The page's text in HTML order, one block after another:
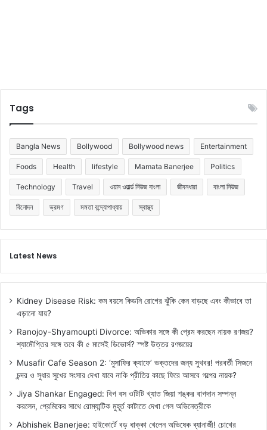
ন
Tags
Bangla News Bollywood Bollywood news Entertainment
Foods Health lifestyle Mamata Banerjee Politics
Technology Travel ওয়ান ওয়ার্ল্ড নিউজ বাংলা জীবনধারা বাংলা নিউজ
বিনোদন ভ্রমণ মমতা বন্দ্যোপাধ্যায় স্বাস্থ্য
Latest News
Kidney Disease Risk: কম বয়সে কিডনি রোগের ঝুঁকি কেন বাড়ছে এবং কীভাবে তা
এড়ানো যায়?
Ranojoy-Shyamoupti Divorce: অভিকার সঙ্গে কী প্রেম করছেন নায়ক রণজয়?
শ্যামৌপ্তির সঙ্গে তবে কী ৫ মাসেই ডিভোর্স? স্পষ্ট উত্তর রণজয়ের
Musafir Cafe Season 2: ‘মুসাফির ক্যাফে’ ভক্তদের জন্য সুখবর! পরবর্তী সিজনে
চন্দর ও সুধার সুখের সংসার দেখা যাবে নাকি প্রীতির কাছে ফিরে আসবে গল্পের নায়ক?
Jiya Shankar Engaged: বিগ বস ওটিটি খ্যাত জিয়া শঙ্কর বাগদান সম্পন্ন
করলেন, প্রেমিকের সাথে রোম্যান্টিক মুহূর্ত কাটাতে দেখা গেল অভিনেত্রীকে
Abhishek Banerjee: হাইকোর্টে বড় ধাক্কা খেলেন অভিষেক ব্যানার্জী! চোখের